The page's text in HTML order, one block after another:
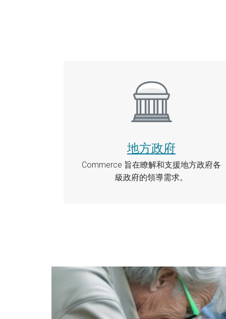
地方政府
Commerce 旨在瞭解和支援地方政府各
級政府的領導需求。